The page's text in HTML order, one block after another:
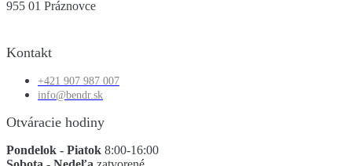
955 01 Práznovce
Kontakt
+421 907 987 007
info@bendr.sk
Otváracie hodiny
Pondelok - Piatok 8:00-16:00